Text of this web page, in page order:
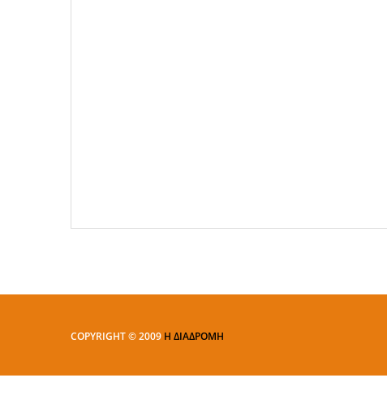
COPYRIGHT © 2009 Η ΔΙΑΔΡΟΜΗ